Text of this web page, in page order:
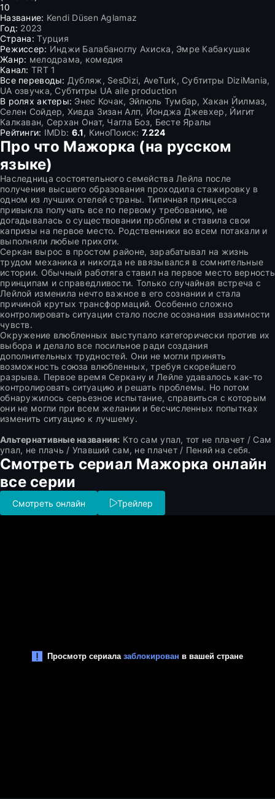
10
Название: Kendi Düsen Aglamaz
Год: 2023
Страна: Турция
Режиссер: Инджи Балабаноглу Ахиска, Эмре Кабакушак
Жанр: мелодрама, комедия
Канал: TRT 1
Все переводы: Дубляж, SesDizi, AveTurk, Субтитры DiziMania,
UA озвучка, Субтитры UA aile production
В ролях актеры: Энес Кочак, Эйлюль Тумбар, Хакан Йилмаз,
Селен Сойдер, Хивда Зизан Алп, Йонджа Джевхер, Йигит
Калкаван, Серхан Онат, Чагла Боз, Бесте Яралы
Рейтинги: IMDb: 6.1, КиноПоиск: 7.224
Про что Мажорка (на русском
языке)
Наследница состоятельного семейства Лейла после
получения высшего образования проходила стажировку в
одном из лучших отелей страны. Типичная принцесса
привыкла получать все по первому требованию, не
догадывалась о существовании проблем и ставила свои
капризы на первое место. Родственники во всем потакали и
выполняли любые прихоти.
Серкан вырос в простом районе, зарабатывал на жизнь
трудом механика и никогда не ввязывался в сомнительные
истории. Обычный работяга ставил на первое место верность
принципам и справедливости. Только случайная встреча с
Лейлой изменила нечто важное в его сознании и стала
причиной крутых трансформаций. Особенно сложно
контролировать ситуации стало после осознания взаимности
чувств.
Окружение влюбленных выступало категорически против их
выбора и делало все посильное ради создания
дополнительных трудностей. Они не могли принять
возможность союза влюбленных, требуя скорейшего
разрыва. Первое время Серкану и Лейле удавалось как-то
контролировать ситуацию и решать проблемы. Но потом
обнаружилось серьезное испытание, справиться с которым
они не могли при всем желании и бесчисленных попытках
изменить ситуацию к лучшему.
Альтернативные названия: Кто сам упал, тот не плачет / Сам
упал, не плачь / Упавший сам, не плачет / Пеняй на себя.
Смотреть сериал Мажорка онлайн
все серии
Смотреть онлайн Трейлер